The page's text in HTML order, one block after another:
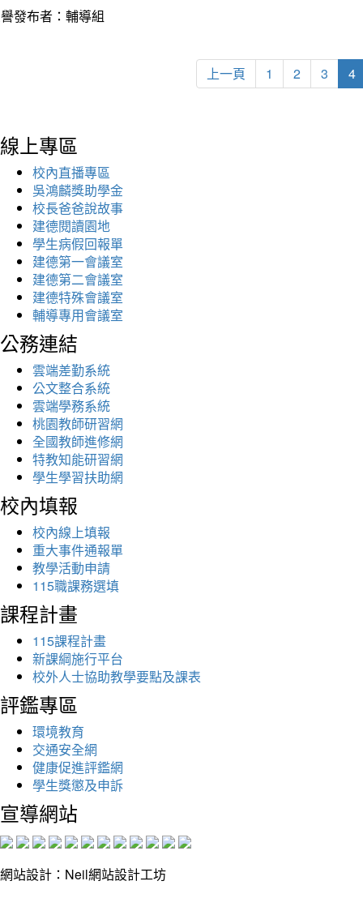
發布者：輔導組
上一頁 1 2 3 4
線上專區
校內直播專區
吳鴻麟獎助學金
校長爸爸說故事
建德閱讀園地
學生病假回報單
建德第一會議室
建德第二會議室
建德特殊會議室
輔導專用會議室
公務連結
雲端差勤系統
公文整合系統
雲端學務系統
桃園教師研習網
全國教師進修網
特教知能研習網
學生學習扶助網
校內填報
校內線上填報
重大事件通報單
教學活動申請
115職課務選填
課程計畫
115課程計畫
新課綱施行平台
校外人士協助教學要點及課表
評鑑專區
環境教育
交通安全網
健康促進評鑑網
學生獎懲及申訴
宣導網站
網站設計：Neil網站設計工坊